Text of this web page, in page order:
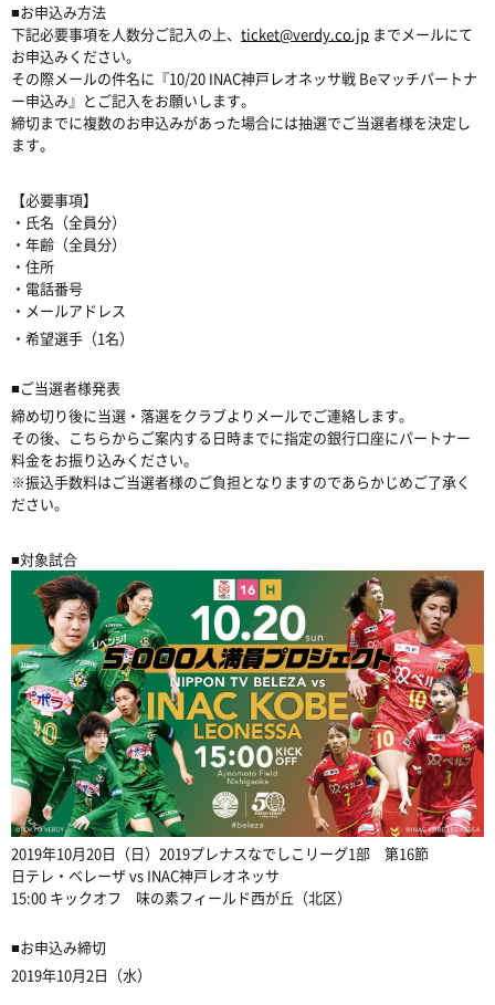
■お申込み方法
下記必要事項を人数分ご記入の上、 ticket@verdy.co.jp までメールにて
お申込みください。
その際メールの件名に『10/20 INAC神戸レオネッサ戦 Beマッチパートナ
ー申込み』とご記入をお願いします。
締切までに複数のお申込みがあった場合には抽選でご当選者様を決定し
ます。
【必要事項】
・氏名（全員分）
・年齢（全員分）
・住所
・電話番号
・メールアドレス
・希望選手（1名）
■ご当選者様発表
締め切り後に当選・落選をクラブよりメールでご連絡します。
その後、こちらからご案内する日時までに指定の銀行口座にパートナー
料金をお振り込みください。
※振込手数料はご当選者様のご負担となりますのであらかじめご了承く
ださい。
■対象試合
2019年10月20日（日）2019プレナスなでしこリーグ1部 第16節
日テレ・ベレーザ vs INAC神戸レオネッサ
15:00 キックオフ 味の素フィールド西が丘（北区）
■お申込み締切
2019年10月2日（水）